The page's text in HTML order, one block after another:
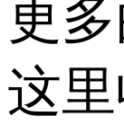
更
这里